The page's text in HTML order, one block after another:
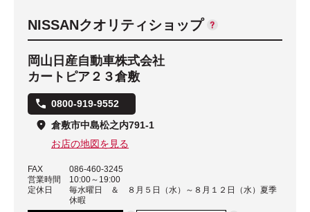
NISSANクオリティショップ
岡山日産自動車株式会社
カートピア２３倉敷
0800-919-9552
倉敷市中島松之内791-1
お店の地図を見る
FAX
086-460-3245
営業時間
10:00～19:00
定休日
毎水曜日 ＆ ８月５日（水）～８月１２日（水）夏季
休暇